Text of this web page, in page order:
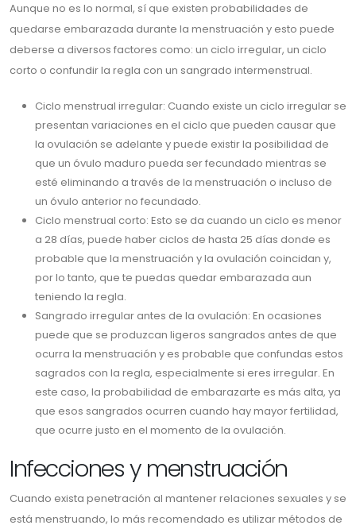
Aunque no es lo normal, sí que existen probabilidades de
quedarse embarazada durante la menstruación y esto puede
deberse a diversos factores como: un ciclo irregular, un ciclo
corto o confundir la regla con un sangrado intermenstrual.
Ciclo menstrual irregular: Cuando existe un ciclo irregular se
presentan variaciones en el ciclo que pueden causar que
la ovulación se adelante y puede existir la posibilidad de
que un óvulo maduro pueda ser fecundado mientras se
esté eliminando a través de la menstruación o incluso de
un óvulo anterior no fecundado.
Ciclo menstrual corto: Esto se da cuando un ciclo es menor
a 28 días, puede haber ciclos de hasta 25 días donde es
probable que la menstruación y la ovulación coincidan y,
por lo tanto, que te puedas quedar embarazada aun
teniendo la regla.
Sangrado irregular antes de la ovulación: En ocasiones
puede que se produzcan ligeros sangrados antes de que
ocurra la menstruación y es probable que confundas estos
sagrados con la regla, especialmente si eres irregular. En
este caso, la probabilidad de embarazarte es más alta, ya
que esos sangrados ocurren cuando hay mayor fertilidad,
que ocurre justo en el momento de la ovulación.
Infecciones y menstruación
Cuando exista penetración al mantener relaciones sexuales y se
está menstruando, lo más recomendado es utilizar métodos de